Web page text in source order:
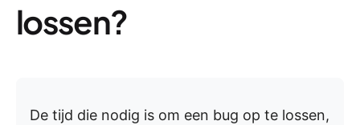
lossen?
De tijd die nodig is om een bug op te lossen,